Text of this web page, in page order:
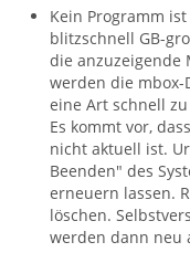
Kein Programm
blitzschnell GB-
die anzuzeigende
werden die
eine Art schnell
Es kommt vor,
nicht aktuell ist.
Beenden" des
erneuern lassen.
löschen.
werden dann neu